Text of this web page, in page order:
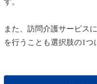
す。
また、訪問介護サービス
を行うことも選択肢の1つ